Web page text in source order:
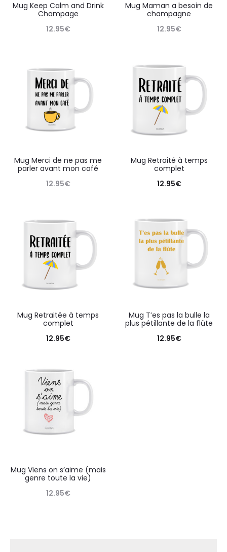
Mug Keep Calm and Drink
Champage
12.95€
Mug Maman a besoin de
champagne
12.95€
Mug Merci de ne pas me
parler avant mon café
12.95€
Mug Retraité à temps
complet
12.95€
Mug Retraitée à temps
complet
12.95€
Mug T’es pas la bulle la
plus pétillante de la flûte
12.95€
Mug Viens on s’aime (mais
genre toute la vie)
12.95€